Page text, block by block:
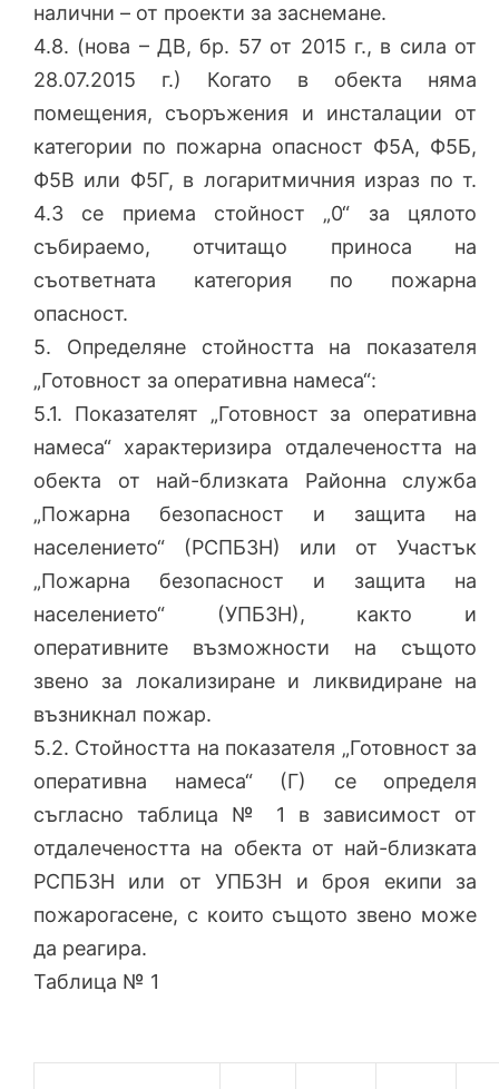
налични – от проекти за заснемане.
4.8. (нова – ДВ, бр. 57 от 2015 г., в сила от
28.07.2015 г.) Когато в обекта няма
помещения, съоръжения и инсталации от
категории по пожарна опасност Ф5А, Ф5Б,
Ф5В или Ф5Г, в логаритмичния израз по т.
4.3 се приема стойност „0“ за цялото
събираемо, отчитащо приноса на
съответната категория по пожарна
опасност.
5. Определяне стойността на показателя
„Готовност за оперативна намеса“:
5.1. Показателят „Готовност за оперативна
намеса“ характеризира отдалечеността на
обекта от най-близката Районна служба
„Пожарна безопасност и защита на
населението“ (РСПБЗН) или от Участък
„Пожарна безопасност и защита на
населението“ (УПБЗН), както и
оперативните възможности на същото
звено за локализиране и ликвидиране на
възникнал пожар.
5.2. Стойността на показателя „Готовност за
оперативна намеса“ (Г) се определя
съгласно таблица № 1 в зависимост от
отдалечеността на обекта от най-близката
РСПБЗН или от УПБЗН и броя екипи за
пожарогасене, с които същото звено може
да реагира.
Таблица № 1